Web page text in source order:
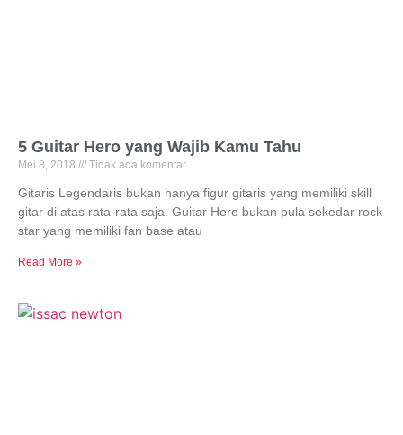
5 Guitar Hero yang Wajib Kamu Tahu
Mei 8, 2018 Tidak ada komentar
Gitaris Legendaris bukan hanya figur gitaris yang memiliki skill
gitar di atas rata-rata saja. Guitar Hero bukan pula sekedar rock
star yang memiliki fan base atau
Read More »